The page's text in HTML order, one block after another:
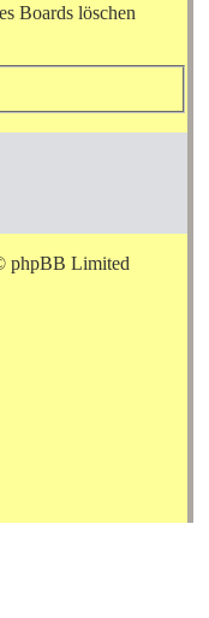
Boards löschen
phpBB Limited